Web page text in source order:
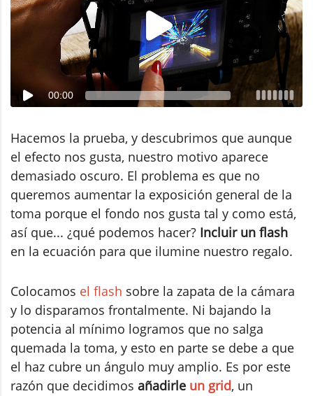
00:00
Hacemos la prueba, y descubrimos que aunque
el efecto nos gusta, nuestro motivo aparece
demasiado oscuro. El problema es que no
queremos aumentar la exposición general de la
toma porque el fondo nos gusta tal y como está,
así que... ¿qué podemos hacer? Incluir un flash
en la ecuación para que ilumine nuestro regalo.
Colocamos el flash sobre la zapata de la cámara
y lo disparamos frontalmente. Ni bajando la
potencia al mínimo logramos que no salga
quemada la toma, y esto en parte se debe a que
el haz cubre un ángulo muy amplio. Es por este
razón que decidimos añadirle un grid, un